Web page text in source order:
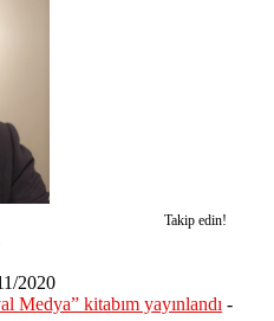
Takip edin!
2020
Medya” kitabım yayınlandı -